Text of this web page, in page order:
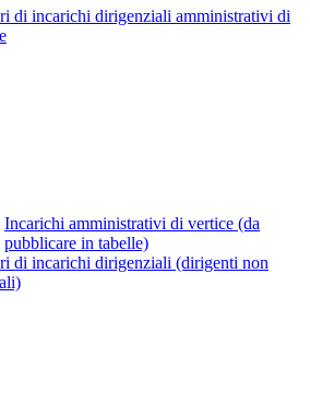
di incarichi dirigenziali amministrativi di
Incarichi amministrativi di vertice (da
pubblicare in tabelle)
di incarichi dirigenziali (dirigenti non